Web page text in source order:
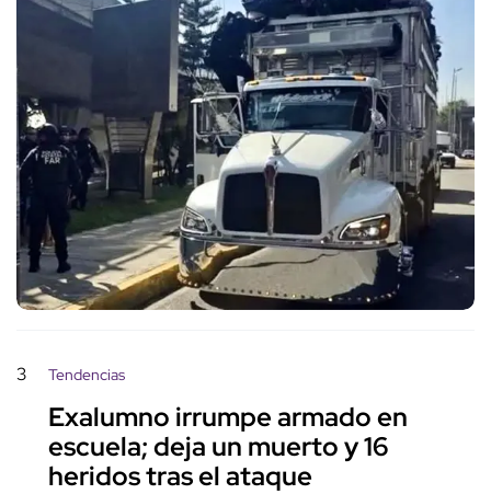
3 Tendencias
Exalumno irrumpe armado en
escuela; deja un muerto y 16
heridos tras el ataque